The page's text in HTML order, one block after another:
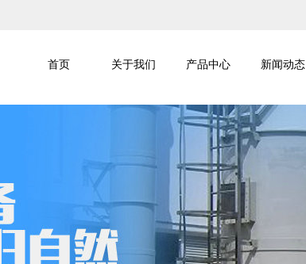
首页 关于我们 产品中心 新闻动态